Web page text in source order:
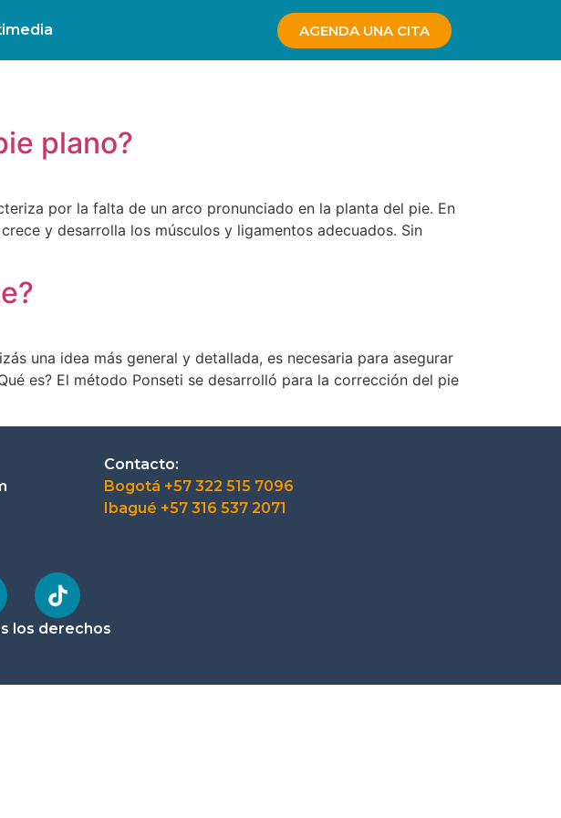
AGENDA UNA CITA
plano?
por la falta de un arco pronunciado en la planta del pie. En
y desarrolla los músculos y ligamentos adecuados. Sin
una idea más general y detallada, es necesaria para asegurar
es? El método Ponseti se desarrolló para la corrección del pie
Contacto:
Bogotá +57 322 515 7096
Ibagué +57 316 537 2071
los derechos